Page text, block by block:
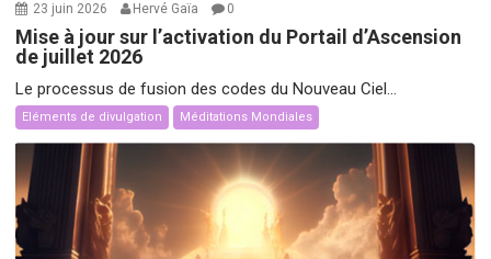
23 juin 2026 Hervé Gaïa 0
Mise à jour sur l’activation du Portail d’Ascension
de juillet 2026
Le processus de fusion des codes du Nouveau Ciel...
Eléments de divulgation Méditations Mondiales